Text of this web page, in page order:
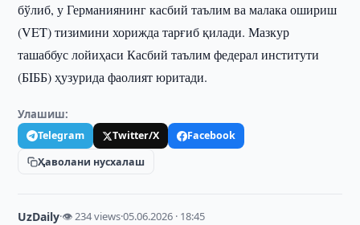
бўлиб, у Германиянинг касбий таълим ва малака ошириш
(VET) тизимини хорижда тарғиб қилади. Мазкур
ташаббус лойиҳаси Касбий таълим федерал институти
(БIББ) ҳузурида фаолият юритади.
Улашиш:
Telegram Twitter/X
Facebook
Ҳаволани нусхалаш
UzDaily·👁 234 views·05.06.2026 · 18:45